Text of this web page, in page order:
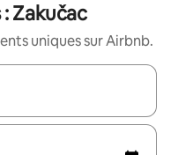
Zakučac
uniques sur Airbnb.
parcourez-les en utilisant